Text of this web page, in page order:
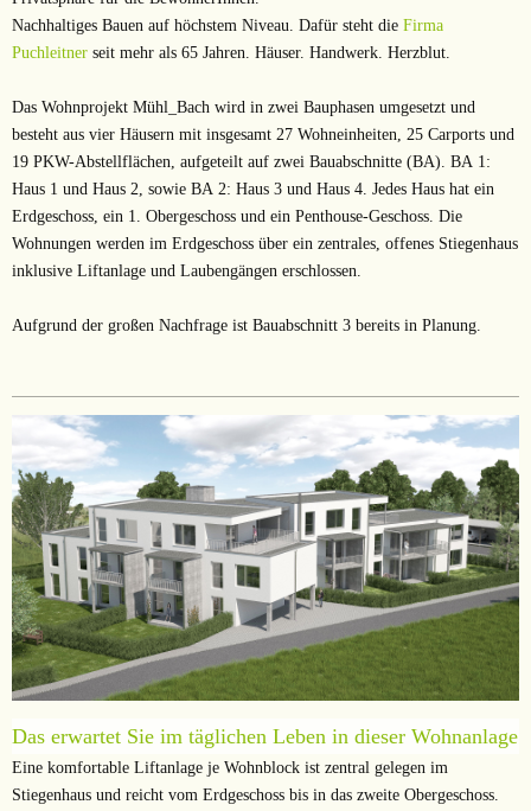
Nachhaltiges Bauen auf höchstem Niveau. Dafür steht die Firma
Puchleitner seit mehr als 65 Jahren. Häuser. Handwerk. Herzblut.
Das Wohnprojekt Mühl_Bach wird in zwei Bauphasen umgesetzt und
besteht aus vier Häusern mit insgesamt 27 Wohneinheiten, 25 Carports und
19 PKW-Abstellflächen, aufgeteilt auf zwei Bauabschnitte (BA). BA 1:
Haus 1 und Haus 2, sowie BA 2: Haus 3 und Haus 4. Jedes Haus hat ein
Erdgeschoss, ein 1. Obergeschoss und ein Penthouse-Geschoss. Die
Wohnungen werden im Erdgeschoss über ein zentrales, offenes Stiegenhaus
inklusive Liftanlage und Laubengängen erschlossen.
Aufgrund der großen Nachfrage ist Bauabschnitt 3 bereits in Planung.
Das erwartet Sie im täglichen Leben in dieser Wohnanlage
Eine komfortable Liftanlage je Wohnblock ist zentral gelegen im
Stiegenhaus und reicht vom Erdgeschoss bis in das zweite Obergeschoss.